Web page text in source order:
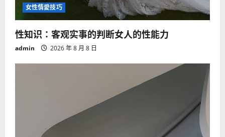
女性情愛技巧
性知识：客观实事的判断女人的性能力
admin 2026 年 8 月 8 日